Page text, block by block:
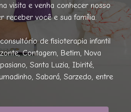
visita e venha conhecer nosso
receber você e sua família.
de fisioterapia infantil
Contagem, Betim, Nova
Santa Luzia, Ibirité,
Sabará, Sarzedo, entre